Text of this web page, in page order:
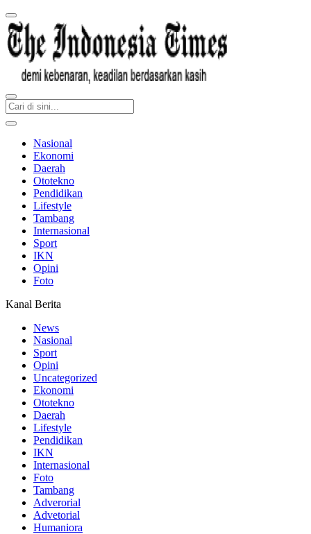
Nasional
Ekonomi
Daerah
Ototekno
Pendidikan
Lifestyle
Tambang
Internasional
Sport
IKN
Opini
Foto
Kanal Berita
News
Nasional
Sport
Opini
Uncategorized
Ekonomi
Ototekno
Daerah
Lifestyle
Pendidikan
IKN
Internasional
Foto
Tambang
Adverorial
Advetorial
Humaniora